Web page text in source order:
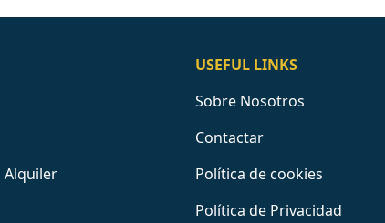
Alquiler
USEFUL LINKS
Sobre Nosotros
Contactar
Política de cookies
Política de Privacidad